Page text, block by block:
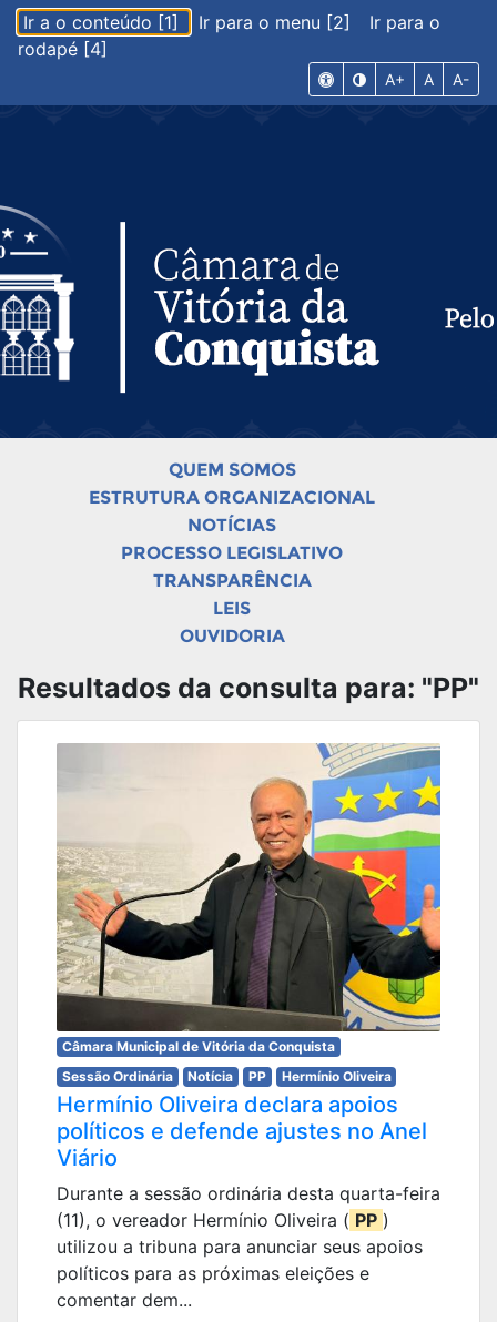
Ir a o conteúdo [1] Ir para o menu [2]
Ir para o
rodapé [4]
A+ A A-
QUEM SOMOS
ESTRUTURA ORGANIZACIONAL
NOTÍCIAS
PROCESSO LEGISLATIVO
TRANSPARÊNCIA
LEIS
OUVIDORIA
Resultados da consulta para: "PP"
Câmara Municipal de Vitória da Conquista
Sessão Ordinária
Notícia PP Hermínio Oliveira
Hermínio Oliveira declara apoios
políticos e defende ajustes no Anel
Viário
Durante a sessão ordinária desta quarta-feira
(11), o vereador Hermínio Oliveira ( PP )
utilizou a tribuna para anunciar seus apoios
políticos para as próximas eleições e
comentar dem...